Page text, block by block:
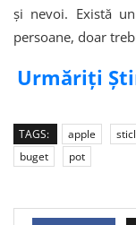
și nevoi. Există
persoane, doar
Urmăriți
TAGS: apple
buget
pot